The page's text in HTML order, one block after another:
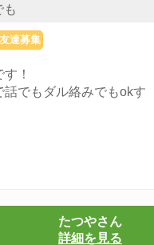
も
友達募集
！
話でもダル絡みでもokす
たつやさん
詳細を見る